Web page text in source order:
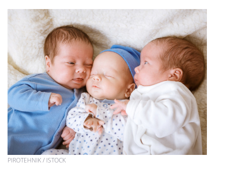
PIROTEHNIK / ISTOCK